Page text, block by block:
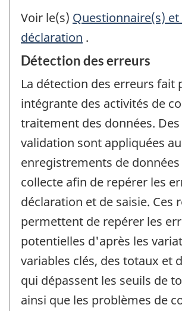
Voir le(s) Questionnaire(s)
déclaration .
Détection des erreurs
La détection des erreurs fait
intégrante des activités de
traitement des données.
validation sont appliquées
enregistrements de
collecte afin de repérer les
déclaration et de saisie. Ces
permettent de repérer les
potentielles d'après les
variables clés, des totaux et
qui dépassent les seuils de
ainsi que les problèmes de